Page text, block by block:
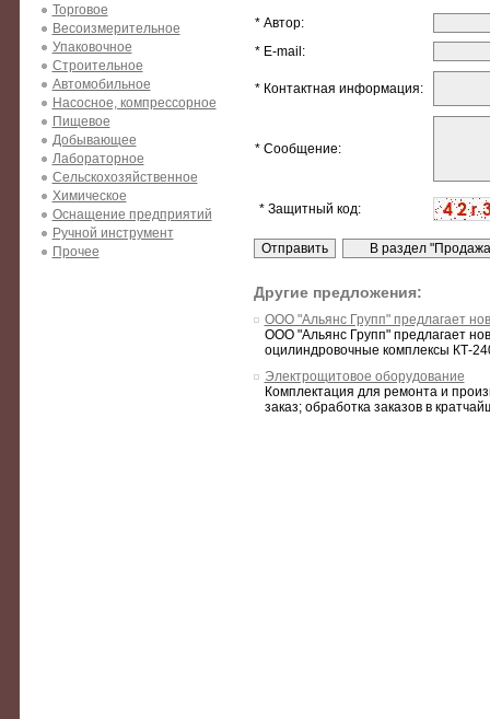
Торговое
Весоизмерительное
Упаковочное
Строительное
Автомобильное
Насосное, компрессорное
Пищевое
Добывающее
Лабораторное
Сельскохозяйственное
Химическое
Оснащение предприятий
Ручной инструмент
Прочее
* Автор:
* E-mail:
* Контактная информация:
* Сообщение:
* Защитный код:
Другие предложения:
ООО "Альянс Групп" предлагает
ООО "Альянс Групп" предлагает
оцилиндровочные комплексы КТ-
Электрощитовое оборудование
Комплектация для ремонта и
заказ; обработка заказов в